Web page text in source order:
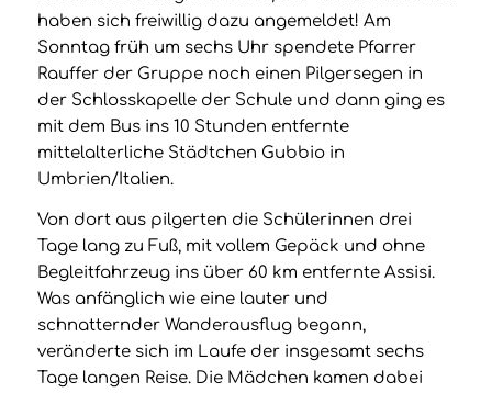
haben sich freiwillig dazu angemeldet! Am
Sonntag früh um sechs Uhr spendete Pfarrer
Rauffer der Gruppe noch einen Pilgersegen in
der Schlosskapelle der Schule und dann ging es
mit dem Bus ins 10 Stunden entfernte
mittelalterliche Städtchen Gubbio in
Umbrien/Italien.
Von dort aus pilgerten die Schülerinnen drei
Tage lang zu Fuß, mit vollem Gepäck und ohne
Begleitfahrzeug ins über 60 km entfernte Assisi.
Was anfänglich wie eine lauter und
schnatternder Wanderausflug begann,
veränderte sich im Laufe der insgesamt sechs
Tage langen Reise. Die Mädchen kamen dabei